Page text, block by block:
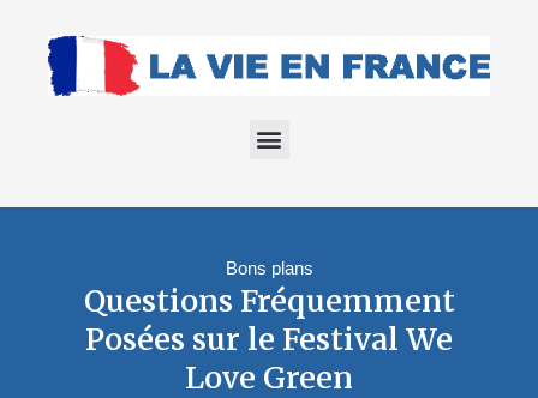
Bons plans
Questions Fréquemment
Posées sur le Festival We
Love Green